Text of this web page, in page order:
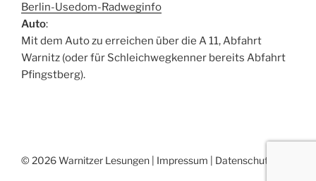
Berlin-Usedom-Radweginfo
Auto:
Mit dem Auto zu erreichen über die A 11, Abfahrt
Warnitz (oder für Schleichwegkenner bereits Abfahrt
Pfingstberg).
© 2026 Warnitzer Lesungen | Impressum Datenschutz